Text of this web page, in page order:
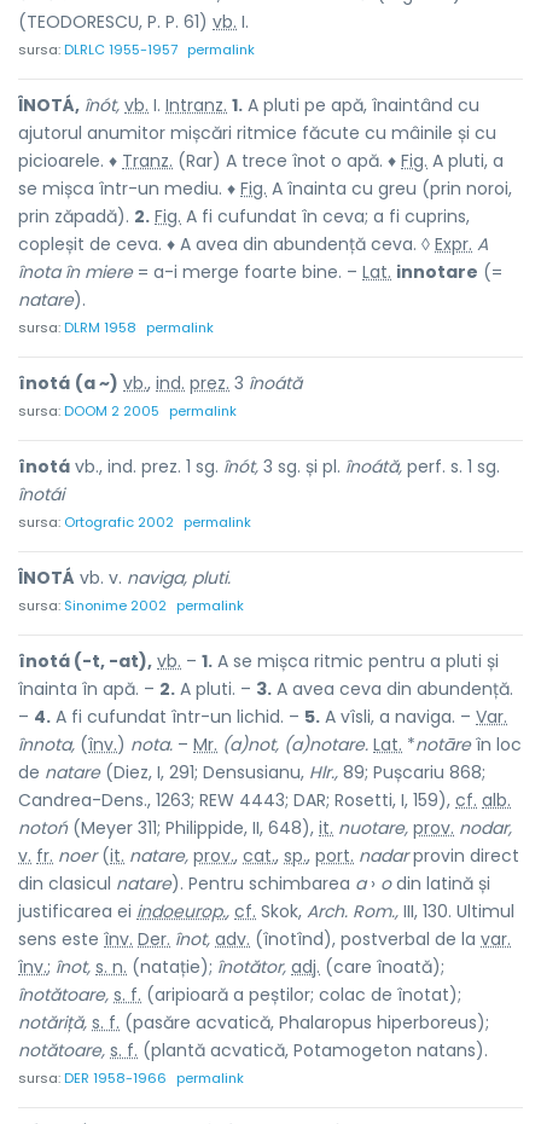
(TEODORESCU, P. P. 61) vb. I.
sursa:DLRLC 1955-1957 permalink
ÎNOTÁ, înót, vb. I. Intranz. 1. A pluti pe apă, înaintând cu
ajutorul anumitor mișcări ritmice făcute cu mâinile și cu
picioarele. ♦ Tranz. (Rar) A trece înot o apă. ♦ Fig. A pluti, a
se mișca într-un mediu. ♦ Fig. A înainta cu greu (prin noroi,
prin zăpadă). 2. Fig. A fi cufundat în ceva; a fi cuprins,
copleșit de ceva. ♦ A avea din abundență ceva. ◊ Expr. A
înota în miere= a-i merge foarte bine. – Lat. innotare (=
natare).
sursa:DLRM 1958 permalink
înotá (a ~) vb., ind. prez. 3 înoátă
sursa:DOOM 2 2005 permalink
înotá vb., ind. prez. 1 sg. înót, 3 sg. și pl. înoátă, perf. s. 1 sg.
înotái
sursa: Ortografic 2002 permalink
ÎNOTÁ vb. v. naviga, pluti.
sursa: Sinonime 2002 permalink
înotá (-t, -at), vb. – 1. A se mișca ritmic pentru a pluti și
înainta în apă. – 2. A pluti. – 3. A avea ceva din abundență.
– 4. A fi cufundat într-un lichid. – 5. A vîsli, a naviga. – Var.
înnota, (înv.) nota. – Mr. (a)not, (a)notare. Lat. *notāreîn loc
de natare(Diez, I, 291; Densusianu, Hlr., 89; Pușcariu 868;
Candrea-Dens., 1263; REW 4443; DAR; Rosetti, I, 159), cf. alb.
notoń(Meyer 311; Philippide, II, 648), it. nuotare, prov. nodar,
v. fr. noer(it. natare, prov., cat., sp., port. nadarprovin direct
din clasicul natare). Pentru schimbarea a› odin latină și
justificarea ei indoeurop., cf. Skok, Arch. Rom., III, 130. Ultimul
sens este înv. Der. înot, adv. (înotînd), postverbal de la var.
înv.; înot, s. n. (natație); înotător, adj. (care înoată);
înotătoare, s. f. (aripioară a peștilor; colac de înotat);
notăriță, s. f. (pasăre acvatică, Phalaropus hiperboreus);
notătoare, s. f. (plantă acvatică, Potamogeton natans).
sursa:DER 1958-1966 permalink